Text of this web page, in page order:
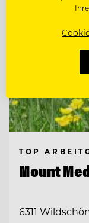
TOP
Mount
6311